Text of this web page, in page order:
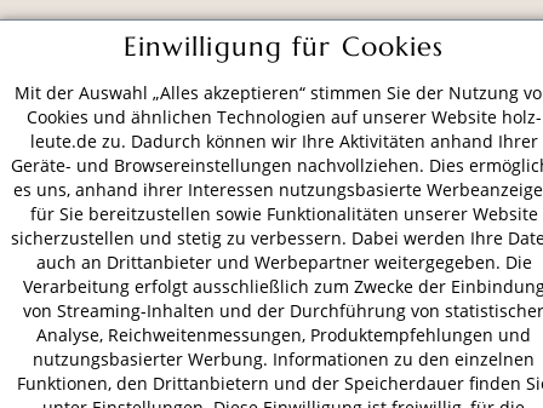
VERSAND
AGB Datenschutz
Impressum
© 2026 HOLZ-LEUTE
* Alle Preise inkl. gesetzl. Mehrwertsteuer zzgl.
Versandkosten
Einwilligung für Cookies
Mit der Auswahl „Alles akzeptieren“ stimmen Sie der Nutzung
Cookies und ähnlichen Technologien auf unserer Website holz-
leute.de zu. Dadurch können wir Ihre Aktivitäten anhand Ihrer
Geräte- und Browsereinstellungen nachvollziehen. Dies
es uns, anhand ihrer Interessen nutzungsbasierte
für Sie bereitzustellen sowie Funktionalitäten unserer Website
sicherzustellen und stetig zu verbessern. Dabei werden Ihre
auch an Drittanbieter und Werbepartner weitergegeben. Die
Verarbeitung erfolgt ausschließlich zum Zwecke der
von Streaming-Inhalten und der Durchführung von statistischer
Analyse, Reichweitenmessungen, Produktempfehlungen und
nutzungsbasierter Werbung. Informationen zu den einzelnen
Funktionen, den Drittanbietern und der Speicherdauer finden